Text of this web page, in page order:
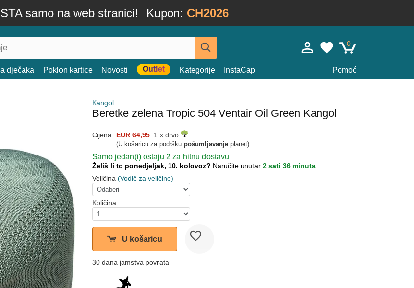
samo na web stranici! Kupon: CH2026
0
dječaka Poklon kartice Novosti Outlet Kategorije InstaCap Pomoć
Kangol
Beretke zelena Tropic 504 Ventair Oil Green Kangol
Cijena: EUR 64,95 1 x drvo
(U košaricu za podršku pošumljavanje planet)
Samo jedan(i) ostaju 2 za hitnu dostavu
Želiš li to ponedjeljak, 10. kolovoz? Naručite unutar 2 sati 36 minuta
Veličina (Vodič za veličine)
Količina
U košaricu
30 dana jamstva povrata